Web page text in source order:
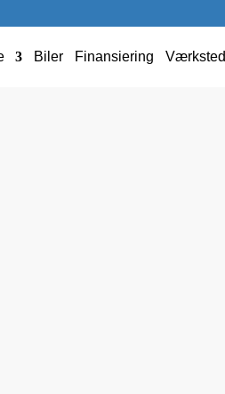
Biler Finansiering Værksted